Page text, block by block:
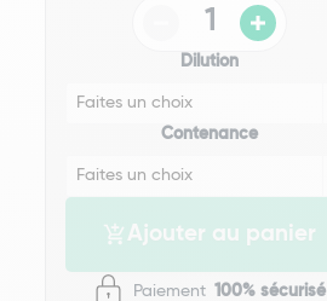
Dilution
Contenance
Ajouter au panier
Paiement 100% sécurisé